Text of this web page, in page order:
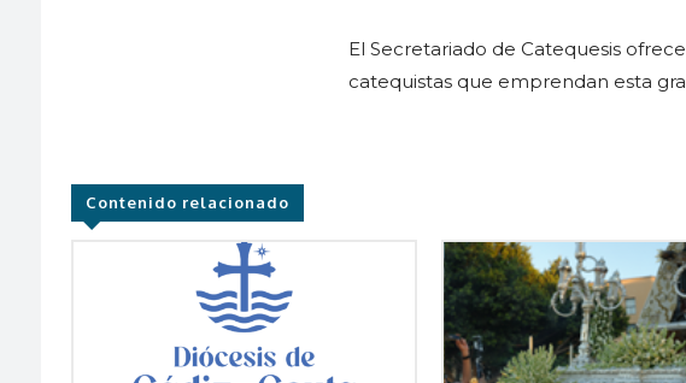
El Secretariado de Catequesis
catequistas que emprendan esta
Contenido relacionado